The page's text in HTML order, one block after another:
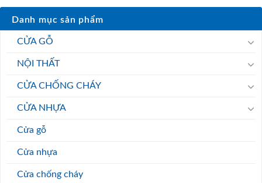
Danh mục sản phẩm
CỬA GỖ
NỘI THẤT
CỬA CHỐNG CHÁY
CỬA NHỰA
Cửa gỗ
Cửa nhựa
Cửa chống cháy